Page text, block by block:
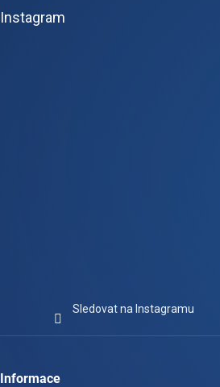
Instagram
Sledovat na Instagramu
Informace